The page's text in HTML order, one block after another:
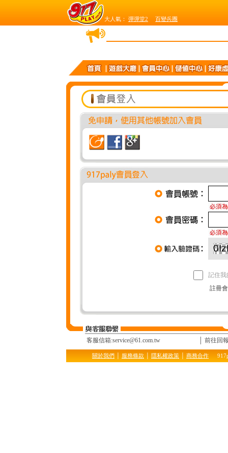
大人氣： 彈彈堂2 百變兵團
記住我
註冊
客服信箱:service@61.com.tw │ 前往回
關於我們 服務條款 隱私權政策 商務合作